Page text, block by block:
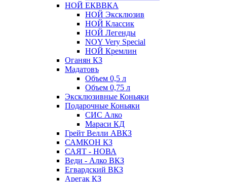
НОЙ ЕКВВКА
НОЙ Эксклюзив
НОЙ Классик
НОЙ Легенды
NOY Very Speсial
НОЙ Кремлин
Оганян КЗ
Мадатовъ
Объем 0,5 л
Объем 0,75 л
Эксклюзивные Коньяки
Подарочные Коньяки
СИС Алко
Мараси КД
Грейт Велли АВКЗ
САМКОН КЗ
САЯТ - НОВА
Веди - Алко ВКЗ
Егвардский ВКЗ
Арегак КЗ